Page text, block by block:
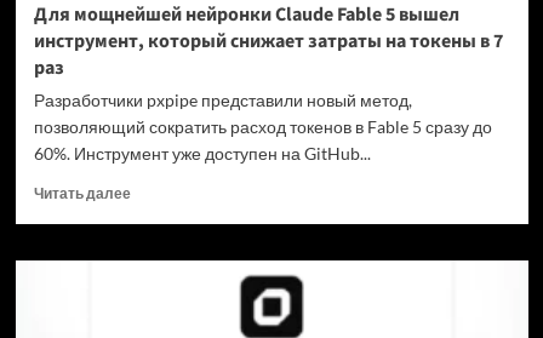
Для мощнейшей нейронки Claude Fable 5 вышел
инструмент, который снижает затраты на токены в 7
раз
Разработчики pxpipe представили новый метод,
позволяющий сократить расход токенов в Fable 5 сразу до
60%. Инструмент уже доступен на GitHub...
Читать далееПрочитать
Для